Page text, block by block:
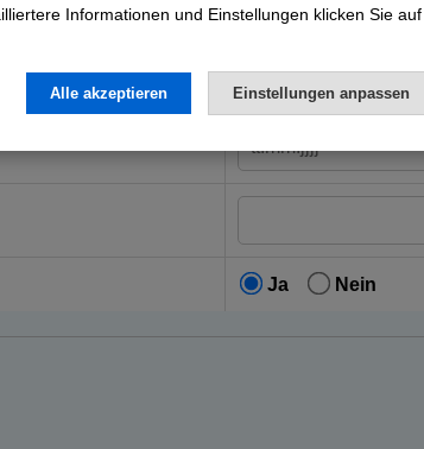
Ja Nein
Informationen und Einstellungen klicken Sie
Alle akzeptieren Einstellungen anpassen